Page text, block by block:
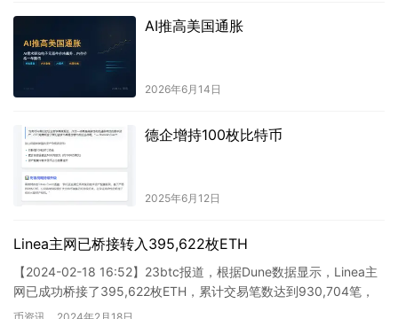
AI推高美国通胀
2026年6月14日
德企增持100枚比特币
2025年6月12日
Linea主网已桥接转入395,622枚ETH
【2024-02-18 16:52】23btc报道，根据Dune数据显示，Linea主
网已成功桥接了395,622枚ETH，累计交易笔数达到930,704笔，
涉及的交易地址数量高达…